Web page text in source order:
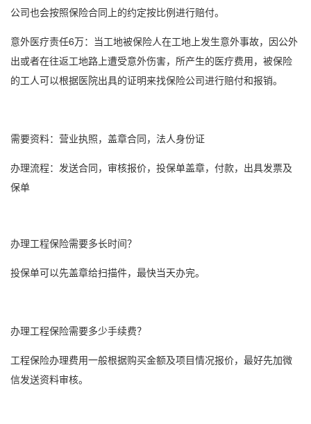
公司也会按照保险合同上的约定按比例进行赔付。
意外医疗责任6万：当工地被保险人在工地上发生意外事故，因公外
出或者在往返工地路上遭受意外伤害，所产生的医疗费用，被保险
的工人可以根据医院出具的证明来找保险公司进行赔付和报销。
需要资料：营业执照，盖章合同，法人身份证
办理流程：发送合同，审核报价，投保单盖章，付款，出具发票及
保单
办理工程保险需要多长时间？
投保单可以先盖章给扫描件，最快当天办完。
办理工程保险需要多少手续费？
工程保险办理费用一般根据购买金额及项目情况报价，最好先加微
信发送资料审核。